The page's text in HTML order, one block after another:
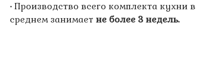
• Производство всего комплекта кухни в
среднем занимает не более 3 недель.